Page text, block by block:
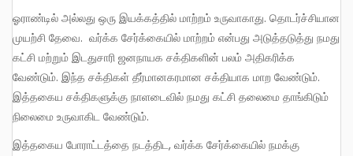
ஓராண்டில் அல்லது ஒரு இயக்கத்தில் மாற்றம் உருவாகாது. தொடர்ச்சியான
முயற்சி தேவை. வர்க்க சேர்க்கையில் மாற்றம் என்பது அடுத்தடுத்து நமது
கட்சி மற்றும் இடதுசாரி ஜனநாயக சக்திகளின் பலம் அதிகரிக்க
வேண்டும். இந்த சக்திகள் தீர்மானகரமான சக்தியாக மாற வேண்டும்.
இத்தகைய சக்திகளுக்கு நாளடைவில் நமது கட்சி தலைமை தாங்கிடும்
நிலைமை உருவாகிட வேண்டும்.
இத்தகைய போராட்டத்தை நடத்திட, வர்க்க சேர்க்கையில் நமக்கு